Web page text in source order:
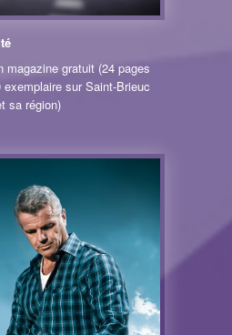
magazine gratuit (24 pages
sur Saint-Brieuc
sa région)